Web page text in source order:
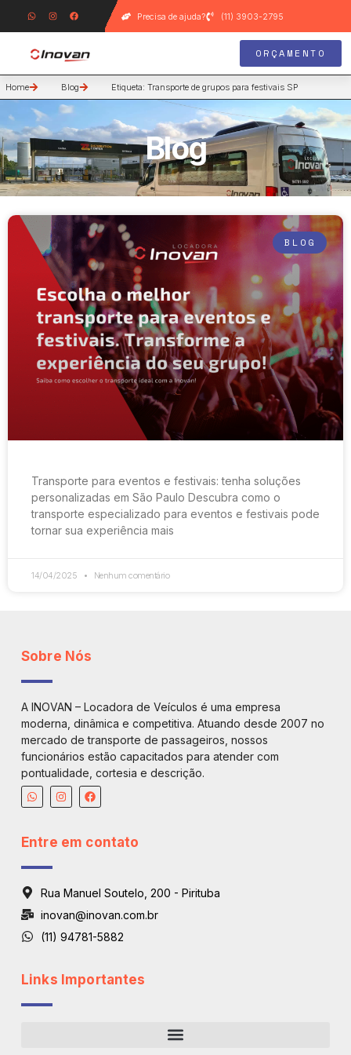
Precisa de ajuda? (11) 3903-2795
ORÇAMENTO
Home Blog Etiqueta: Transporte de grupos para festivais SP
Blog
BLOG
Transporte para eventos e festivais: tenha soluções
personalizadas em São Paulo Descubra como o
transporte especializado para eventos e festivais pode
tornar sua experiência mais
14/04/2025 Nenhum comentário
Sobre Nós
A INOVAN – Locadora de Veículos é uma empresa
moderna, dinâmica e competitiva. Atuando desde 2007 no
mercado de transporte de passageiros, nossos
funcionários estão capacitados para atender com
pontualidade, cortesia e descrição.
Entre em contato
Rua Manuel Soutelo, 200 - Pirituba
inovan@inovan.com.br
(11) 94781-5882
Links Importantes